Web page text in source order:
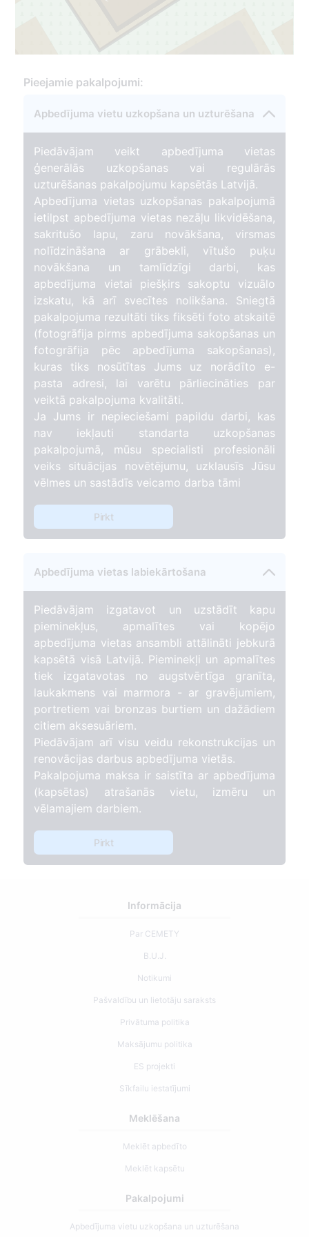
771
Pieejamie pakalpojumi:
Apbedījuma vietu uzkopšana un uzturēšana
Piedāvājam veikt apbedījuma vietas
ģenerālās uzkopšanas vai regulārās
uzturēšanas pakalpojumu kapsētās Latvijā.
Apbedījuma vietas uzkopšanas pakalpojumā
ietilpst apbedījuma vietas nezāļu likvidēšana,
sakritušo lapu, zaru novākšana, virsmas
nolīdzināšana ar grābekli, vītušo puķu
novākšana un tamlīdzīgi darbi, kas
apbedījuma vietai piešķirs sakoptu vizuālo
izskatu, kā arī svecītes nolikšana. Sniegtā
pakalpojuma rezultāti tiks fiksēti foto atskaitē
(fotogrāfija pirms apbedījuma sakopšanas un
fotogrāfija pēc apbedījuma sakopšanas),
kuras tiks nosūtītas Jums uz norādīto e-
pasta adresi, lai varētu pārliecināties par
veiktā pakalpojuma kvalitāti.
Ja Jums ir nepieciešami papildu darbi, kas
nav iekļauti standarta uzkopšanas
pakalpojumā, mūsu specialisti profesionāli
veiks situācijas novētējumu, uzklausīs Jūsu
vēlmes un sastādīs veicamo darba tāmi
Pirkt
Apbedījuma vietas labiekārtošana
Piedāvājam izgatavot un uzstādīt kapu
pieminekļus, apmalītes vai kopējo
apbedījuma vietas ansambli attālināti jebkurā
kapsētā visā Latvijā. Pieminekļi un apmalītes
tiek izgatavotas no augstvērtīga granīta,
laukakmens vai marmora - ar gravējumiem,
portretiem vai bronzas burtiem un dažādiem
citiem aksesuāriem.
Piedāvājam arī visu veidu rekonstrukcijas un
renovācijas darbus apbedījuma vietās.
Pakalpojuma maksa ir saistīta ar apbedījuma
(kapsētas) atrašanās vietu, izmēru un
vēlamajiem darbiem.
Pirkt
Informācija
Par CEMETY
B.U.J.
Notikumi
Pašvaldību un lietotāju saraksts
Privātuma politika
Maksājumu politika
ES projekti
Sīkfailu iestatījumi
Meklēšana
Meklēt apbedīto
Meklēt kapsētu
Pakalpojumi
Apbedījuma vietu uzkopšana un uzturēšana